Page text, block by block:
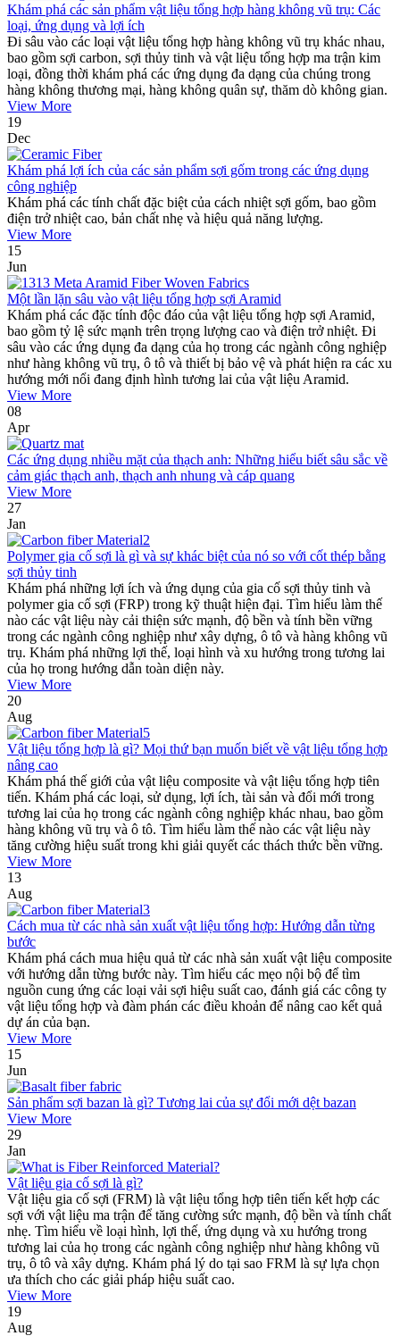
Khám phá các sản phẩm vật liệu tổng hợp hàng không vũ trụ: Các
loại, ứng dụng và lợi ích
Đi sâu vào các loại vật liệu tổng hợp hàng không vũ trụ khác nhau,
bao gồm sợi carbon, sợi thủy tinh và vật liệu tổng hợp ma trận kim
loại, đồng thời khám phá các ứng dụng đa dạng của chúng trong
hàng không thương mại, hàng không quân sự, thăm dò không gian.
View More
19
Dec
Khám phá lợi ích của các sản phẩm sợi gốm trong các ứng dụng
công nghiệp
Khám phá các tính chất đặc biệt của cách nhiệt sợi gốm, bao gồm
điện trở nhiệt cao, bản chất nhẹ và hiệu quả năng lượng.
View More
15
Jun
Một lần lặn sâu vào vật liệu tổng hợp sợi Aramid
Khám phá các đặc tính độc đáo của vật liệu tổng hợp sợi Aramid,
bao gồm tỷ lệ sức mạnh trên trọng lượng cao và điện trở nhiệt. Đi
sâu vào các ứng dụng đa dạng của họ trong các ngành công nghiệp
như hàng không vũ trụ, ô tô và thiết bị bảo vệ và phát hiện ra các xu
hướng mới nổi đang định hình tương lai của vật liệu Aramid.
View More
08
Apr
Các ứng dụng nhiều mặt của thạch anh: Những hiểu biết sâu sắc về
cảm giác thạch anh, thạch anh nhung và cáp quang
View More
27
Jan
Polymer gia cố sợi là gì và sự khác biệt của nó so với cốt thép bằng
sợi thủy tinh
Khám phá những lợi ích và ứng dụng của gia cố sợi thủy tinh và
polymer gia cố sợi (FRP) trong kỹ thuật hiện đại. Tìm hiểu làm thế
nào các vật liệu này cải thiện sức mạnh, độ bền và tính bền vững
trong các ngành công nghiệp như xây dựng, ô tô và hàng không vũ
trụ. Khám phá những lợi thế, loại hình và xu hướng trong tương lai
của họ trong hướng dẫn toàn diện này.
View More
20
Aug
Vật liệu tổng hợp là gì? Mọi thứ bạn muốn biết về vật liệu tổng hợp
nâng cao
Khám phá thế giới của vật liệu composite và vật liệu tổng hợp tiên
tiến. Khám phá các loại, sử dụng, lợi ích, tài sản và đổi mới trong
tương lai của họ trong các ngành công nghiệp khác nhau, bao gồm
hàng không vũ trụ và ô tô. Tìm hiểu làm thế nào các vật liệu này
tăng cường hiệu suất trong khi giải quyết các thách thức bền vững.
View More
13
Aug
Cách mua từ các nhà sản xuất vật liệu tổng hợp: Hướng dẫn từng
bước
Khám phá cách mua hiệu quả từ các nhà sản xuất vật liệu composite
với hướng dẫn từng bước này. Tìm hiểu các mẹo nội bộ để tìm
nguồn cung ứng các loại vải sợi hiệu suất cao, đánh giá các công ty
vật liệu tổng hợp và đàm phán các điều khoản để nâng cao kết quả
dự án của bạn.
View More
15
Jun
Sản phẩm sợi bazan là gì? Tương lai của sự đổi mới dệt bazan
View More
29
Jan
Vật liệu gia cố sợi là gì?
Vật liệu gia cố sợi (FRM) là vật liệu tổng hợp tiên tiến kết hợp các
sợi với vật liệu ma trận để tăng cường sức mạnh, độ bền và tính chất
nhẹ. Tìm hiểu về loại hình, lợi thế, ứng dụng và xu hướng trong
tương lai của họ trong các ngành công nghiệp như hàng không vũ
trụ, ô tô và xây dựng. Khám phá lý do tại sao FRM là sự lựa chọn
ưa thích cho các giải pháp hiệu suất cao.
View More
19
Aug